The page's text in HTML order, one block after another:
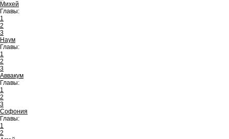
Михей
Главы:
1
2
3
Наум
Главы:
1
2
3
Аввакум
Главы:
1
2
3
Софония
Главы:
1
2